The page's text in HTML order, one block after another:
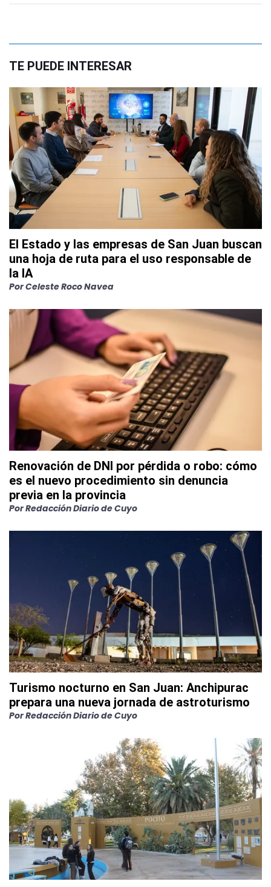
TE PUEDE INTERESAR
El Estado y las empresas de San Juan buscan
una hoja de ruta para el uso responsable de
la IA
PorCeleste Roco Navea
Renovación de DNI por pérdida o robo: cómo
es el nuevo procedimiento sin denuncia
previa en la provincia
PorRedacción Diario de Cuyo
Turismo nocturno en San Juan: Anchipurac
prepara una nueva jornada de astroturismo
PorRedacción Diario de Cuyo